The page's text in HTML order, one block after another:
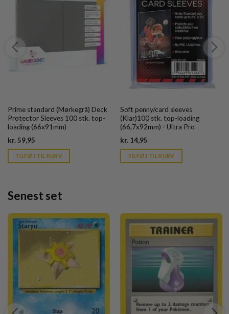
Prime standard (Mørkegrå) Deck
Protector Sleeves 100 stk. top-
loading (66x91mm)
kr.59,95
is:
kr. 39,95.
TILFØJ TIL KURV
Soft penny/card sleeves
(Klar)100 stk. top-loading
(66,7x92mm) - Ultra Pro
kr.14,95Current
is:
kr. 39,95.
TILFØJ TIL KURV
Senest set